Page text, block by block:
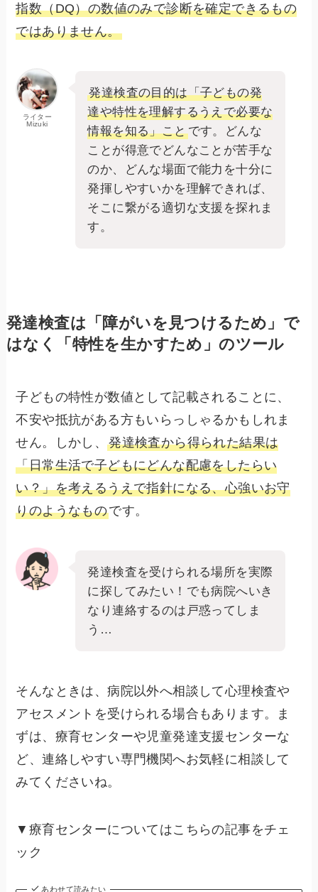
指数（DQ）の数値のみで診断を確定できるもの
ではありません。
ライター
Mizuki
発達検査の目的は「子どもの発
達や特性を理解するうえで必要な
情報を知る」ことです。どんな
ことが得意でどんなことが苦手な
のか、どんな場面で能力を十分に
発揮しやすいかを理解できれば、
そこに繋がる適切な支援を探れま
す。
発達検査は「障がいを見つけるため」で
はなく「特性を生かすため」のツール
子どもの特性が数値として記載されることに、
不安や抵抗がある方もいらっしゃるかもしれま
せん。しかし、発達検査から得られた結果は
「日常生活で子どもにどんな配慮をしたらい
い？」を考えるうえで指針になる、心強いお守
りのようなものです。
発達検査を受けられる場所を実際
に探してみたい！でも病院へいき
なり連絡するのは戸惑ってしま
う…
そんなときは、病院以外へ相談して心理検査や
アセスメントを受けられる場合もあります。ま
ずは、療育センターや児童発達支援センターな
ど、連絡しやすい専門機関へお気軽に相談して
みてくださいね。
▼療育センターについてはこちらの記事をチェ
ック
あわせて読みたい